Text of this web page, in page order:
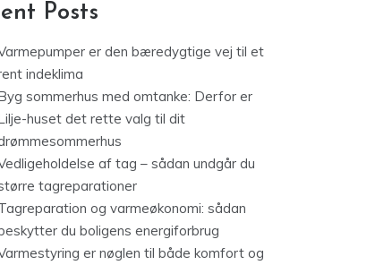
Posts
er den bæredygtige vej til et
indeklima
sommerhus med omtanke: Derfor er
huset det rette valg til dit
af tag – sådan undgår du
tagreparationer
og varmeøkonomi: sådan
du boligens energiforbrug
er nøglen til både komfort og